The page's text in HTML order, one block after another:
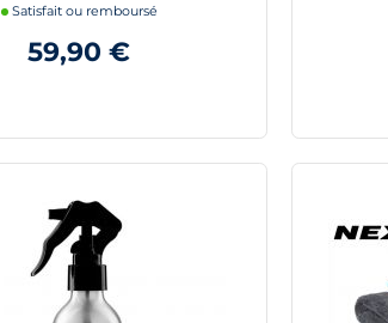
Satisfait ou remboursé
59,90 €